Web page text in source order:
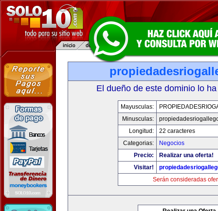
El dueño de este dominio lo
Mayusculas:
Minusculas:
Longitud:
22 caracteres
Categorias:
Negocios
Precio:
Realizar una oferta!
Visitar!
Serán consideradas